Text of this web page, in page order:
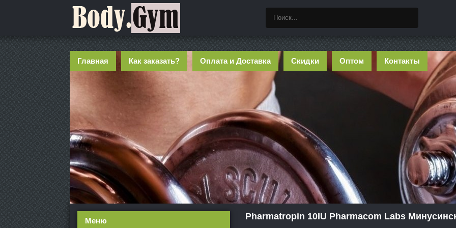
Главная Как заказать? Оплата и Доставка Скидки Оптом Контакты
Pharmatropin 10IU Pharmacom Labs
Меню